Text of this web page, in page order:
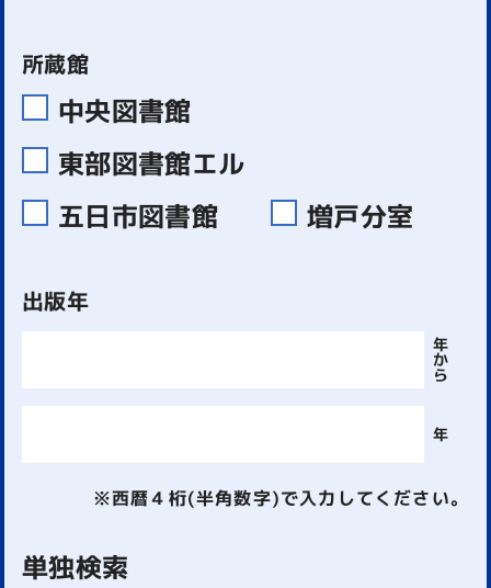
所蔵館
中央図書館
東部図書館エル
五日市図書館
増戸分室
出版年
年
か
ら
年
※西暦４桁(半角数字)で入力してください。
単独検索